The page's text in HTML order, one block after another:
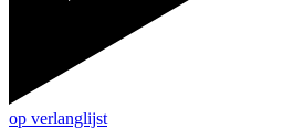
op verlanglijst